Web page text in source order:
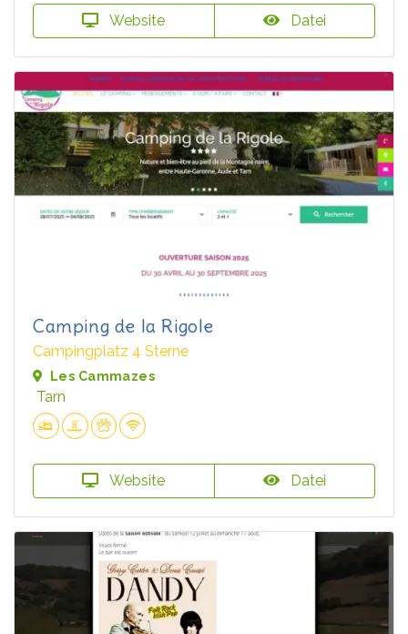
Website Datei
Camping de la Rigole
Campingplatz 4 Sterne
Les Cammazes
Tarn
Website Datei